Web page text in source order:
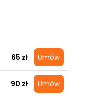
65 zł Umów
90 zł Umów